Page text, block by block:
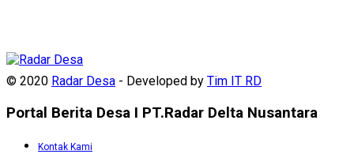
© 2020 Radar Desa - Developed by Tim IT RD
Portal Berita Desa I PT.Radar Delta Nusantara
Kontak Kami